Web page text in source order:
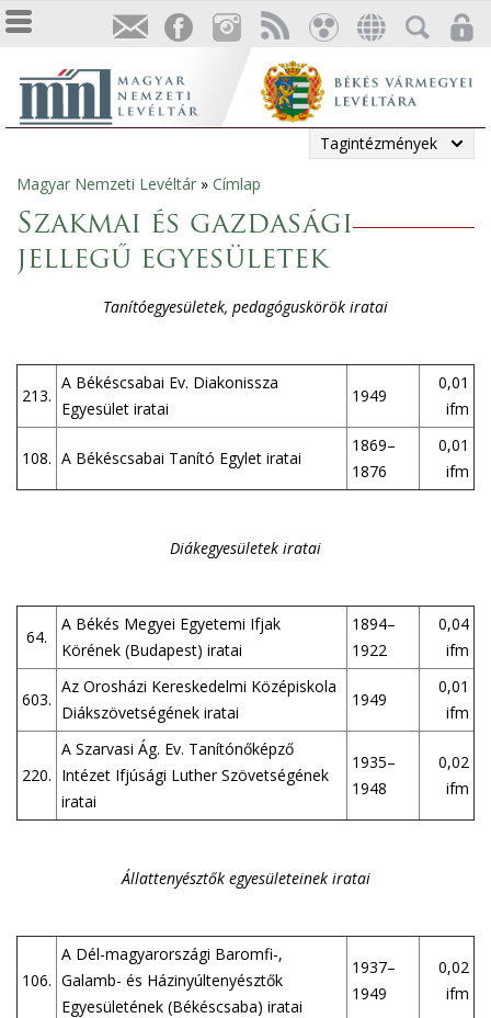
Tagintézmények
Jelenlegi
hely
Magyar Nemzeti Levéltár » Címlap
Szakmai és gazdasági
jellegű egyesületek
Tanítóegyesületek, pedagóguskörök iratai
213.
A Békéscsabai Ev. Diakonissza
Egyesület iratai
1949
0,01
ifm
108. A Békéscsabai Tanító Egylet iratai
1869–
1876
0,01
ifm
Diákegyesületek iratai
64.
A Békés Megyei Egyetemi Ifjak
Körének (Budapest) iratai
1894–
1922
0,04
ifm
603.
Az Orosházi Kereskedelmi Középiskola
Diákszövetségének iratai
1949
0,01
ifm
220.
A Szarvasi Ág. Ev. Tanítónőképző
Intézet Ifjúsági Luther Szövetségének
iratai
1935–
1948
0,02
ifm
Állattenyésztők egyesületeinek iratai
106.
A Dél-magyarországi Baromfi-,
Galamb- és Házinyúltenyésztők
Egyesületének (Békéscsaba) iratai
1937–
1949
0,02
ifm